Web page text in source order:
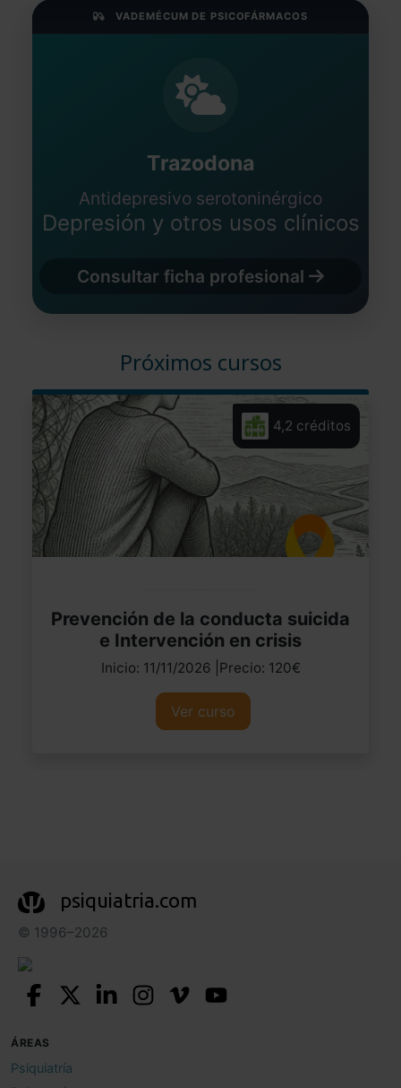
VADEMÉCUM DE PSICOFÁRMACOS
Trazodona
Antidepresivo serotoninérgico
Depresión y otros usos clínicos
Consultar ficha profesional
Próximos cursos
4,2 créditos
Prevención de la conducta suicida
e Intervención en crisis
Inicio: 11/11/2026 |Precio: 120€
Ver curso
psiquiatria.com
© 1996–2026
ÁREAS
Psiquiatría